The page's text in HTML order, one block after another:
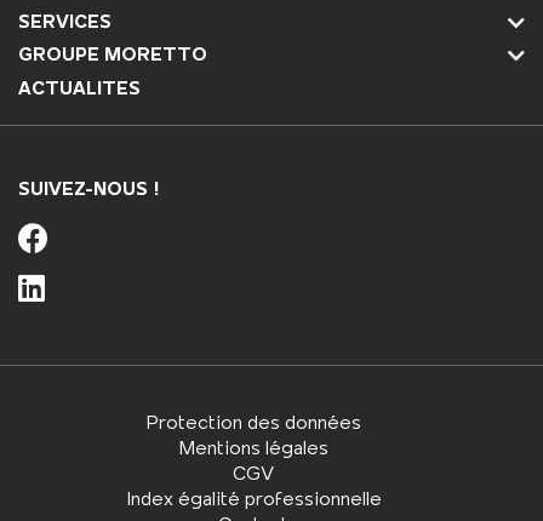
SERVICES
GROUPE MORETTO
ACTUALITES
SUIVEZ-NOUS !
Protection des données
Mentions légales
CGV
Index égalité professionnelle